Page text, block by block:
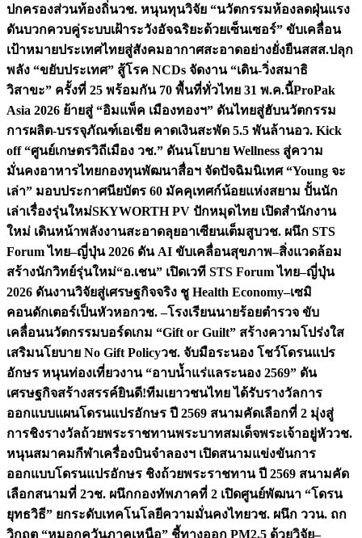
ปกครองส่วนท้องถิ่นวช. หนุนทุนวิจัย “นวัตกรรมห้องลดฝุ่นแรง
ดันบวกควบคู่ระบบเฝ้าระวังอัจฉริยะด้วยเซ็นเซอร์” ขับเคลื่อน
เป้าหมายประเทศไทยสู่สังคมอากาศสะอาดอย่างยั่งยืนสสส.ปลุก
พลัง “ขยับประเทศ” สู้โรค NCDs จัดงาน “เดิน-วิ่งสมาธิ
วิสาขะ” ครั้งที่ 25 พร้อมกัน 70 พื้นที่ทั่วไทย 31 พ.ค.นี้ProPak
Asia 2026 ย้ายสู่ “อิมแพ็ค เมืองทองฯ” ดันไทยสู่ฮับนวัตกรรม
การผลิต-บรรจุภัณฑ์เอเชีย คาดเงินสะพัด 5.5 พันล้านอว. Kick
off “ศูนย์เกษตรวิถีเมือง วช.” ดันนโยบาย Wellness สู่ความ
มั่นคงอาหารไทยกองทุนพัฒนาสื่อฯ จัดปัจฉิมนิเทศ “Young จะ
เล่า” มอบประกาศนียบัตร 60 มัคคุเทศก์น้อยแห่งสยาม ปั้นนัก
เล่าเรื่องรุ่นใหม่SKYWORTH PV ปักหมุดไทย เปิดสำนักงาน
ใหม่ เดินหน้าพลังงานสะอาดลุยอาเซียนเต็มสูบวช. ผนึก STS
Forum ไทย–ญี่ปุ่น 2026 ดัน AI ขับเคลื่อนสุขภาพ–สิ่งแวดล้อม
สร้างนักวิทย์รุ่นใหม่“อ.เชน” เปิดเวที STS Forum ไทย–ญี่ปุ่น
2026 ดันงานวิจัยสู่เศรษฐกิจจริง ชู Health Economy–เซมิ
คอนดักเตอร์เป็นหัวหอกวช. –โรงเรียนนายร้อยตำรวจ ขับ
เคลื่อนนวัตกรรมบอร์ดเกม “Gift or Guilt” สร้างความโปร่งใส
เสริมนโยบาย No Gift Policyวช. จับมือระนอง โชว์โดรนแปร
อักษร หนุนท่องเที่ยวงาน “อาบน้ำแร่แลระนอง 2569” ดัน
เศรษฐกิจสร้างสรรค์ยินดี!ทีมเยาวชนไทย ได้รับรางวัลการ
ออกแบบแผนโดรนแปรอักษร ปี 2569 สนามคัดเลือกที่ 2 มุ่งสู่
การชิงรางวัลถ้วยพระราชทานพระบาทสมเด็จพระเจ้าอยู่หัววช.
หนุนสมาคมกีฬาเครื่องบินจำลองฯ เปิดสนามแข่งขันการ
ออกแบบโดรนแปรอักษร ชิงถ้วยพระราชทาน ปี 2569 สนามคัด
เลือกสนามที่ 2วช. ผนึกกองทัพภาคที่ 2 เปิดศูนย์พัฒนา “โดรน
ยุทธวิธี” ยกระดับเทคโนโลยีความมั่นคงไทยวช. ผนึก ววน. ถก
วิกฤต “หมอกควันภาคเหนือ” ชี้ทางออก PM2.5 ด้วยวิจัย–